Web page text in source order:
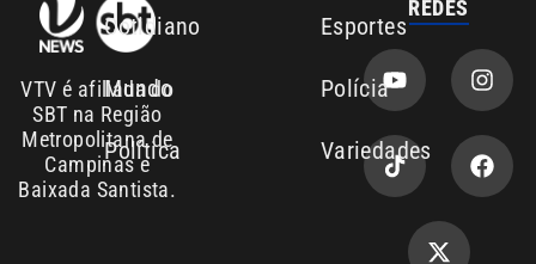
VTV é afiliada do
SBT na Região
Metropolitana de
Campinas e
Baixada Santista.
Mundo Polícia
Política Variedades